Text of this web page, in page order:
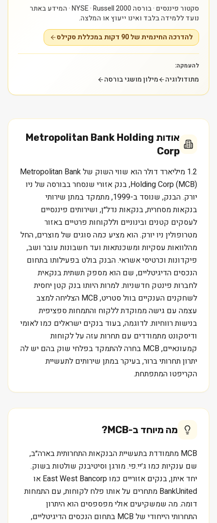
סקטור פיננסים · בורסה NYSE · Russell 2000 · המידע באתר
נועד ללמידה בלבד ואינו ייעוץ או המלצה.
להדרכה החינמית של 90 דקות במכללת סקילס
להעמקה:
מתודולוגיה מילון מושגי בורסה
אודות Metropolitan Bank Holding
Corp
1.2 מיליארד דולר הוא שווי השוק של Metropolitan Bank
Holding Corp (MCB), בנק אזורי שנסחר בבורסה של ניו
יורק. הבנק, שנוסד ב-1999, מתמקד במתן שירותי
בנקאות מסחרית, בנקאות נדל״ן, ושירותים פיננסיים
לעסקים קטנים ובינוניים וללקוחות פרטיים באזור
מטרופולין ניו יורק. הוא מציע כמה סוגים של מוצרים, החל
מהלוואות עסקיות ומשכנתאות ועד חשבונות עובר ושב,
פיקדונות וכרטיסי אשראי. הבנק בולט בפעילותו בתחום
הנכסים הדיגיטליים, שם הוא מספק תשתית בנקאית
לחברות פינטק חדשניות. למרות היותו בנק קטן יחסית
לשחקנים הענקיים בוול סטריט, MCB הצליחה למצב
עצמה עם גישה ממוקדת ללקוח והתמחות ספציפית
בנישות רווחיות. לדוגמה, בעוד בנקים ישראלים כמו לאומי
ודיסקונט מתמודדים עם תחרות עזה על לקוחות
קמעונאיים, MCB בחרה להתמקד בפלחי שוק בהם יש לה
יתרון תחרותי ברור, בעיקר במתן שירותים לתעשיית
הקריפטו המתפתחת.
מה מיוחד ב-MCB
?
MCB מתמודדת בתעשיית הבנקאות התחרותית בארה״ב,
שם ענקיות כמו ג׳יי.פי. מורגן וסיטיבנק שולטות בשוק.
יחד איתן, בנקים אזוריים כמו East West Bancorp או
BankUnited מתחרים על אותו פלח לקוחות, עם התמחות
דומה. מה שמשקיעים אולי מפספסים הוא היתרון
התחרותי הייחודי של MCB בתחום הנכסים הדיגיטליים,